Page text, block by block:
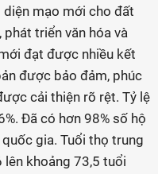
diện mạo mới cho đất
triển văn hóa và
đạt được nhiều kết
được bảo đảm, phúc
cải thiện rõ rệt. Tỷ lệ
Đã có hơn 98% số hộ
gia. Tuổi thọ trung
khoảng 73,5 tuổi